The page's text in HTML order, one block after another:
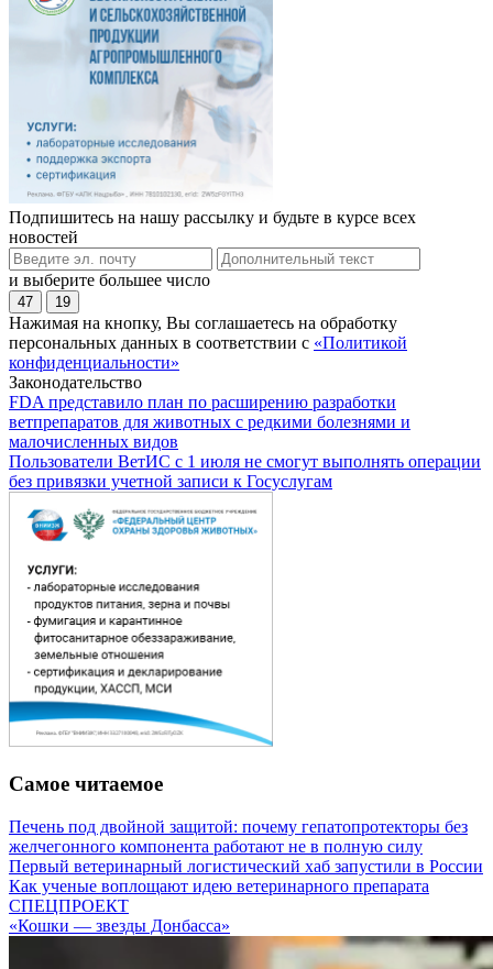
Подпишитесь на нашу рассылку и будьте в курсе всех
новостей
и выберите большее число
47 19
Нажимая на кнопку, Вы соглашаетесь на обработку
персональных данных в соответствии с «Политикой
конфиденциальности»
Законодательство
FDA представило план по расширению разработки
ветпрепаратов для животных с редкими болезнями и
малочисленных видов
Пользователи ВетИС с 1 июля не смогут выполнять операции
без привязки учетной записи к Госуслугам
Самое читаемое
Печень под двойной защитой: почему гепатопротекторы без
желчегонного компонента работают не в полную силу
Первый ветеринарный логистический хаб запустили в России
Как ученые воплощают идею ветеринарного препарата
СПЕЦПРОЕКТ
«Кошки — звезды Донбасса»